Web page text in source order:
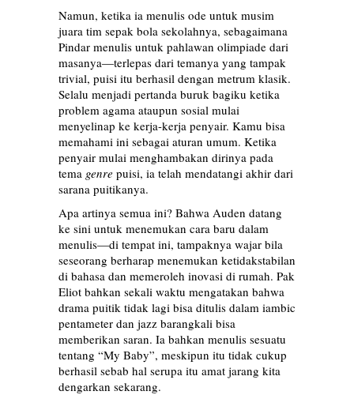
Namun, ketika ia menulis ode untuk musim
juara tim sepak bola sekolahnya, sebagaimana
Pindar menulis untuk pahlawan olimpiade dari
masanya—terlepas dari temanya yang tampak
trivial, puisi itu berhasil dengan metrum klasik.
Selalu menjadi pertanda buruk bagiku ketika
problem agama ataupun sosial mulai
menyelinap ke kerja-kerja penyair. Kamu bisa
memahami ini sebagai aturan umum. Ketika
penyair mulai menghambakan dirinya pada
tema genre puisi, ia telah mendatangi akhir dari
sarana puitikanya.
Apa artinya semua ini? Bahwa Auden datang
ke sini untuk menemukan cara baru dalam
menulis—di tempat ini, tampaknya wajar bila
seseorang berharap menemukan ketidakstabilan
di bahasa dan memeroleh inovasi di rumah. Pak
Eliot bahkan sekali waktu mengatakan bahwa
drama puitik tidak lagi bisa ditulis dalam iambic
pentameter dan jazz barangkali bisa
memberikan saran. Ia bahkan menulis sesuatu
tentang “My Baby”, meskipun itu tidak cukup
berhasil sebab hal serupa itu amat jarang kita
dengarkan sekarang.